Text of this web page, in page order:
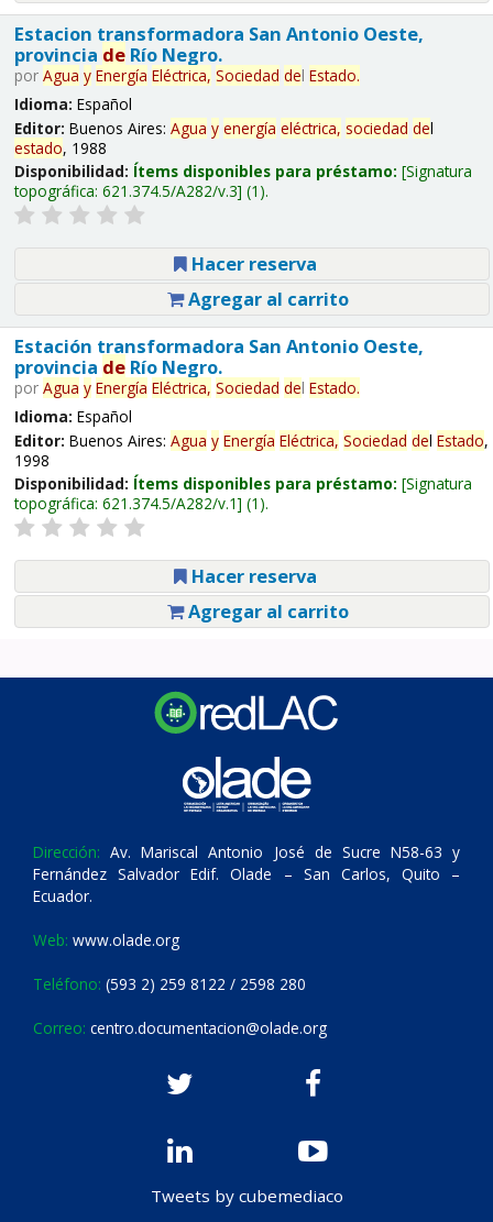
Estacion transformadora San Antonio Oeste,
provincia deRío Negro.
por Agua y Energía Eléctrica, Sociedad del Estado.
Idioma: Español
Editor: Buenos Aires: Agua y energía eléctrica, sociedad del
estado, 1988
Disponibilidad: Ítems disponibles para préstamo: Signatura
topográfica: 621.374.5/A282/v.3 (1).
Hacer reserva
Agregar al carrito
Estación transformadora San Antonio Oeste,
provincia deRío Negro.
por Agua y Energía Eléctrica, Sociedad del Estado.
Idioma: Español
Editor: Buenos Aires: Agua y Energía Eléctrica, Sociedad del Estado,
1998
Disponibilidad: Ítems disponibles para préstamo: Signatura
topográfica: 621.374.5/A282/v.1 (1).
Hacer reserva
Agregar al carrito
Dirección: Av. Mariscal Antonio José de Sucre N58-63 y
Fernández Salvador Edif. Olade – San Carlos, Quito –
Ecuador.
Web: www.olade.org
Teléfono: (593 2) 259 8122 / 2598 280
Correo: centro.documentacion@olade.org
Tweets by cubemediaco